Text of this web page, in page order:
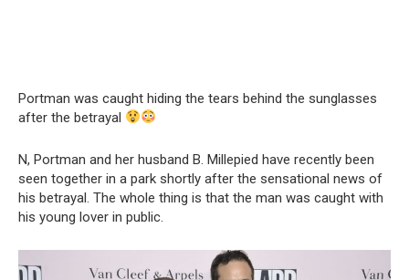
Portman was caught hiding the tears behind the sunglasses
after the betrayal
N, Portman and her husband B. Millepied have recently been
seen together in a park shortly after the sensational news of
his betrayal. The whole thing is that the man was caught with
his young lover in public.